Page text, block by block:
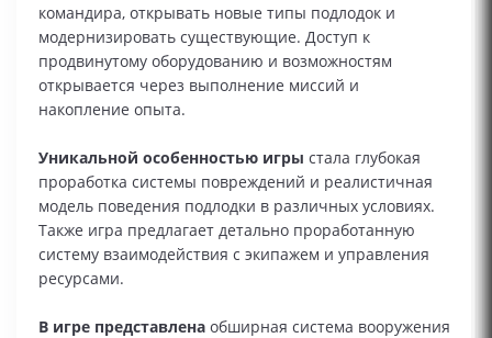
командира, открывать новые типы подлодок и
модернизировать существующие. Доступ к
продвинутому оборудованию и возможностям
открывается через выполнение миссий и
накопление опыта.
Уникальной особенностью игры стала глубокая
проработка системы повреждений и реалистичная
модель поведения подлодки в различных условиях.
Также игра предлагает детально проработанную
систему взаимодействия с экипажем и управления
ресурсами.
В игре представлена обширная система вооружения